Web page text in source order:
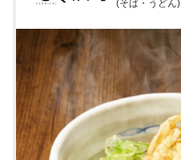
(そば・うどん)